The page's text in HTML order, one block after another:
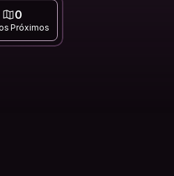
0
Próximos